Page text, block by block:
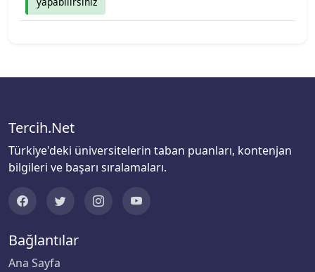
Bingöl Üniversitesi
Bitlis Eren Üniversitesi
Bolu Abant İzzet Baysal Üniversitesi
Bursa Uludağ Üniversitesi
Tercih.Net
Türkiye'deki üniversitelerin taban puanları, kontenjan
bilgileri ve başarı sıralamaları.
Bağlantılar
Ana Sayfa